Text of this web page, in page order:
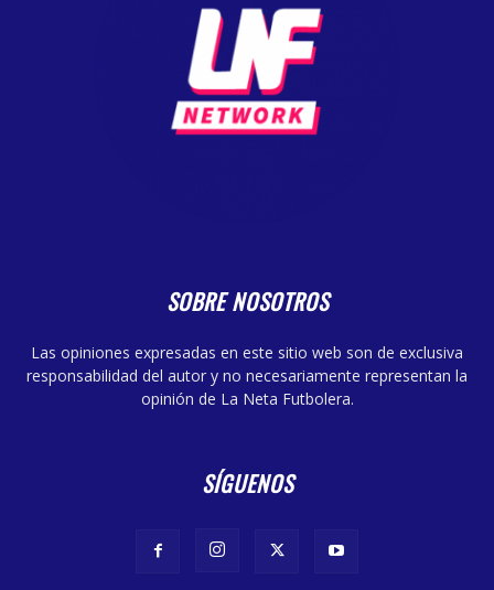
SOBRE NOSOTROS
Las opiniones expresadas en este sitio web son de exclusiva
responsabilidad del autor y no necesariamente representan la
opinión de La Neta Futbolera.
SÍGUENOS